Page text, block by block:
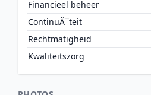
Financieel beheer
ContinuÃ¯teit
Rechtmatigheid
Kwaliteitszorg